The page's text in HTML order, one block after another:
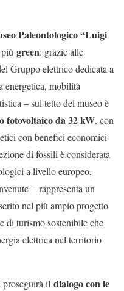
Paleontologico “Luigi
green: grazie alle
Gruppo elettrico dedicata a
mobilità
– sul tetto del museo è
fotovoltaico da 32 kW, con
con benefici economici
di fossili è considerata
a livello europeo,
– rappresenta un
nel più ampio progetto
di turismo sostenibile che
elettrica nel territorio
proseguirà il dialogo con le